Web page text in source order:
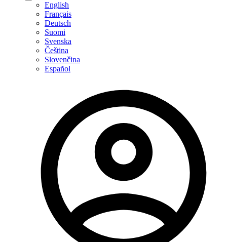
English
Français
Deutsch
Suomi
Svenska
Čeština
Slovenčina
Español